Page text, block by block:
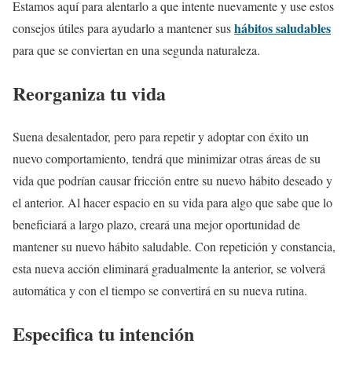
Estamos aquí para alentarlo a que intente nuevamente y use estos
consejos útiles para ayudarlo a mantener sushábitos saludables
para que se conviertan en una segunda naturaleza.
Reorganiza tu vida
Suena desalentador, pero para repetir y adoptar con éxito un
nuevo comportamiento, tendrá que minimizar otras áreas de su
vida que podrían causar fricción entre su nuevo hábito deseado y
el anterior. Al hacer espacio en su vida para algo que sabe que lo
beneficiará a largo plazo, creará una mejor oportunidad de
mantener su nuevo hábito saludable. Con repetición y constancia,
esta nueva acción eliminará gradualmente la anterior, se volverá
automática y con el tiempo se convertirá en su nueva rutina.
Especifica tu intención